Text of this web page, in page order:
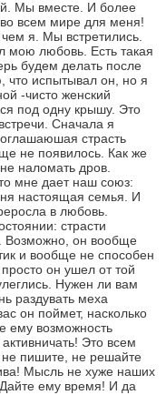
Мы вместе. И более
во всем мире для меня!
я. Мы встретились.
мою любовь. Есть такая
будем делать после
что испытывал он, но я
-чисто женский
под одну крышу. Это
Сначала я
страсть
не появилось. Как же
наломать дров.
мне дает наш союз:
настоящая семья. И
в любовь.
страсти
Возможно, он вообще
и вообще не способен
он ушел от той
Нужен ли вам
раздувать меха
он поймет, насколько
ему возможность
Это всем
не пишите, не решайте
Мысль не хуже наших
Дайте ему время! И да